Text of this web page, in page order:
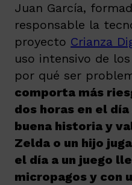
Juan García,
responsable la
proyecto Crianza
uso intensivo de
por qué ser
comporta más
dos horas en el
buena historia y
Zelda o un hijo
el día a un juego
micropagos y con